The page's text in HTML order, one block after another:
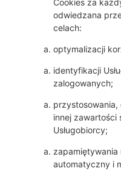
Cookies za
odwiedzana
celach:
optymalizacji
identyfikacji
zalogowanych;
innej zawartości
Usługobiorcy;
zapamiętywania
automatyczny i